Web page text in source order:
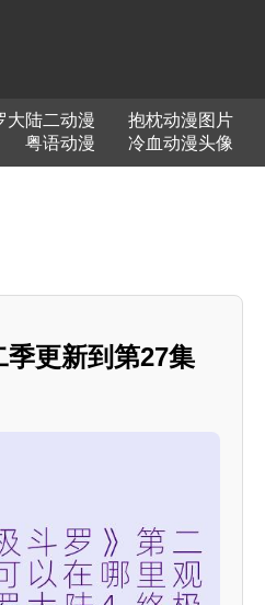
大陆二动漫
抱枕动漫图片
粤语动漫 冷血动漫头像
季更新到第27集